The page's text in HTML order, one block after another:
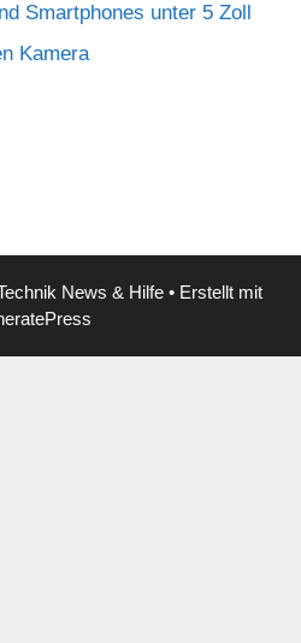
Smartphones unter 5 Zoll
Kamera
News & Hilfe • Erstellt mit